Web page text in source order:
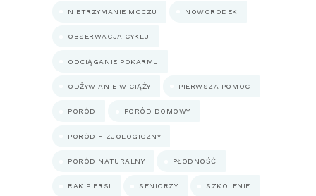
NIETRZYMANIE MOCZU NOWORODEK
OBSERWACJA CYKLU
ODCIĄGANIE POKARMU
ODŻYWIANIE W CIĄŻY PIERWSZA POMOC
PORÓD PORÓD DOMOWY
PORÓD FIZJOLOGICZNY
PORÓD NATURALNY PŁODNOŚĆ
RAK PIERSI SENIORZY SZKOLENIE